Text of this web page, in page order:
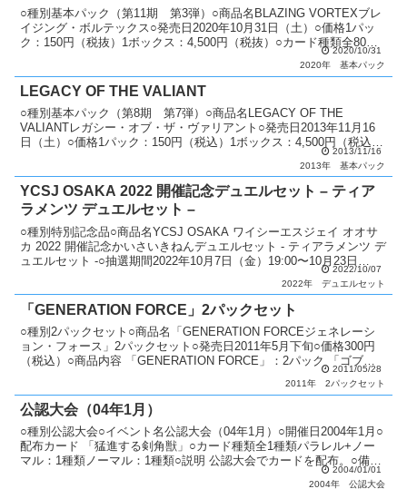
○種別基本パック（第11期 第3弾）○商品名BLAZING VORTEXブレ
イジング・ボルテックス○発売日2020年10月31日（土）○価格1パッ
ク：150円（税抜）1ボックス：4,500円（税抜）○カード種類全80種
2020/10/31
2020年
基本パック
LEGACY OF THE VALIANT
○種別基本パック（第8期 第7弾）○商品名LEGACY OF THE
VALIANTレガシー・オブ・ザ・ヴァリアント○発売日2013年11月16
日（土）○価格1パック：150円（税込）1ボックス：4,500円（税込）
2013/11/16
2013年
基本パック
YCSJ OSAKA 2022 開催記念デュエルセット – ティア
ラメンツ デュエルセット –
○種別特別記念品○商品名YCSJ OSAKA ワイシーエスジェイ オオサ
カ 2022 開催記念かいさいきねんデュエルセット - ティアラメンツ デ
ュエルセット -○抽選期間2022年10月7日（金）19:00〜10月23日
2022/10/07
2022年
デュエルセット
「GENERATION FORCE」2パックセット
○種別2パックセット○商品名「GENERATION FORCEジェネレーシ
ョン・フォース」2パックセット○発売日2011年5月下旬○価格300円
（税込）○商品内容 「GENERATION FORCE」：2パック 「ゴブリ
2011/05/28
2011年
2パックセット
公認大会（04年1月）
○種別公認大会○イベント名公認大会（04年1月）○開催日2004年1月○
配布カード 「猛進する剣角獣」○カード種類全1種類パラレル+ノー
マル：1種類ノーマル：1種類○説明 公認大会でカードを配布。○備考
2004/01/01
2004年
公認大会